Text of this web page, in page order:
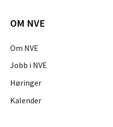
OM NVE
Om NVE
Jobb i NVE
Høringer
Kalender